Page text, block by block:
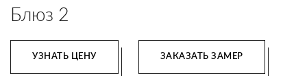
Блюз 2
УЗНАТЬ ЦЕНУ ЗАКАЗАТЬ ЗАМЕР